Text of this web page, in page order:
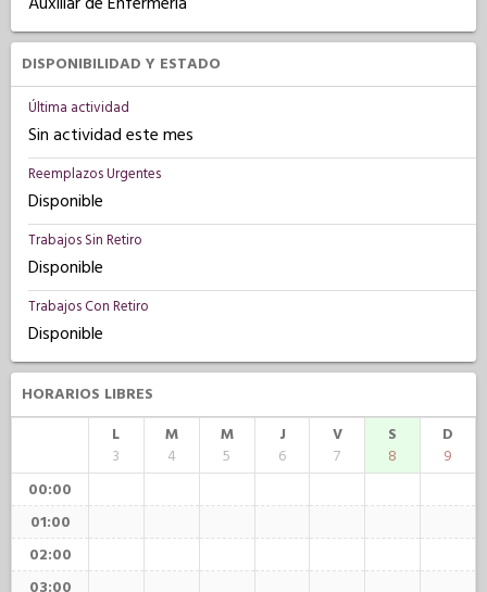
DISPONIBILIDAD Y ESTADO
Última actividad
Sin actividad este mes
Reemplazos Urgentes
Disponible
Trabajos Sin Retiro
Disponible
Trabajos Con Retiro
Disponible
HORARIOS LIBRES
L
3
M
4
M
5
J
6
V
7
S
8
D
9
00:00
01:00
02:00
03:00